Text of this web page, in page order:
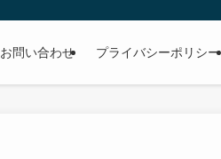
お問い合わせ プライバシーポリシー